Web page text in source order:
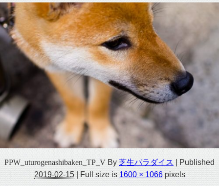
PPW_uturogenashibaken_TP_V By 芝生パラダイス
Published
2019-02-15
Full size is 1600 × 1066pixels